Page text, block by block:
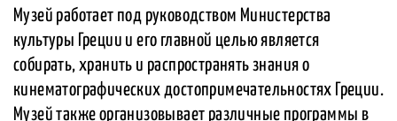
Музей работает под руководством Министерства
культуры Греции и его главной целью является
собирать, хранить и распространять знания о
кинематографических достопримечательностях Греции.
Музей также организовывает различные программы в